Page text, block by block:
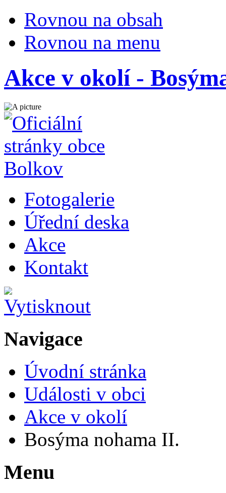
Rovnou na obsah
Rovnou na menu
Akce v okolí -
Fotogalerie
Úřední deska
Akce
Kontakt
Navigace
Úvodní stránka
Události v obci
Akce v okolí
Bosýma nohama II.
Menu